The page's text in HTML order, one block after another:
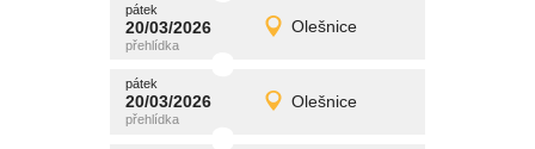
pátek
20/03/2026 Olešnice
pátek
20/03/2026 Detail
promítání
pátek
20/03/2026 Olešnice
pátek
20/03/2026 Detail
promítání